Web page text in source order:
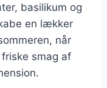
basilikum og
en lækker
når
smag af